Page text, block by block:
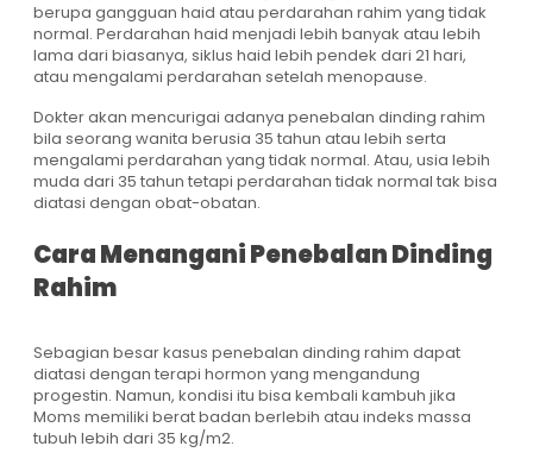
berupa gangguan haid atau perdarahan rahim yang tidak
normal. Perdarahan haid menjadi lebih banyak atau lebih
lama dari biasanya, siklus haid lebih pendek dari 21 hari,
atau mengalami perdarahan setelah menopause.
Dokter akan mencurigai adanya penebalan dinding rahim
bila seorang wanita berusia 35 tahun atau lebih serta
mengalami perdarahan yang tidak normal. Atau, usia lebih
muda dari 35 tahun tetapi perdarahan tidak normal tak bisa
diatasi dengan obat-obatan.
Cara Menangani Penebalan Dinding
Rahim
Sebagian besar kasus penebalan dinding rahim dapat
diatasi dengan terapi hormon yang mengandung
progestin. Namun, kondisi itu bisa kembali kambuh jika
Moms memiliki berat badan berlebih atau indeks massa
tubuh lebih dari 35 kg/m2.